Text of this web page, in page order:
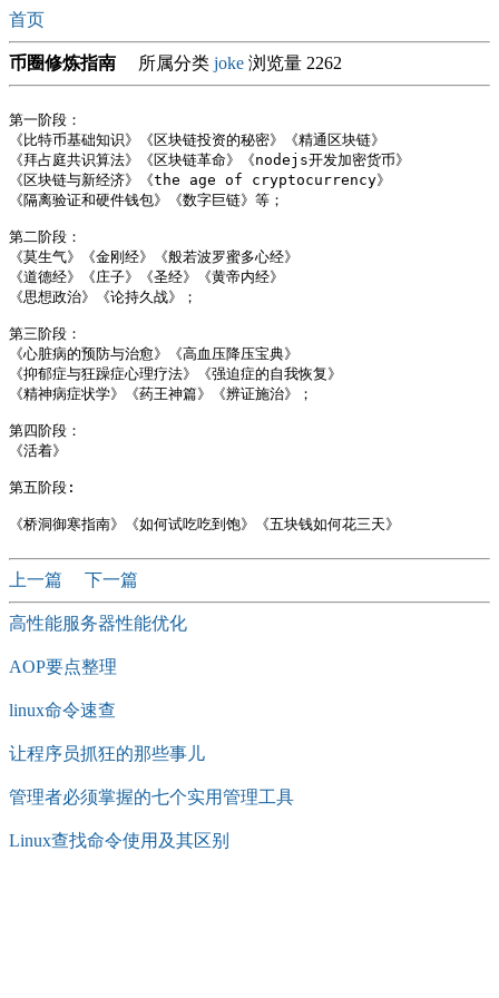
首页
币圈修炼指南 所属分类 joke 浏览量 2262
第一阶段：
《比特币基础知识》《区块链投资的秘密》《精通区块链》
《拜占庭共识算法》《区块链革命》《nodejs开发加密货币》
《区块链与新经济》《the age of cryptocurrency》
《隔离验证和硬件钱包》《数字巨链》等；
第二阶段：
《莫生气》《金刚经》《般若波罗蜜多心经》
《道德经》《庄子》《圣经》《黄帝内经》
《思想政治》《论持久战》；
第三阶段：
《心脏病的预防与治愈》《高血压降压宝典》
《抑郁症与狂躁症心理疗法》《强迫症的自我恢复》
《精神病症状学》《药王神篇》《辨证施治》；
第四阶段：
《活着》
第五阶段:
上一篇 下一篇
高性能服务器性能优化
AOP要点整理
linux命令速查
让程序员抓狂的那些事儿
管理者必须掌握的​七个实用管理工具
Linux查找命令使用及其区别